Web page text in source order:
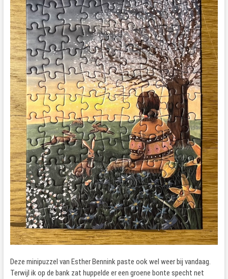
Deze minipuzzel van Esther Bennink paste ook wel weer bij vandaag.
Terwijl ik op de bank zat huppelde er een groene bonte specht net